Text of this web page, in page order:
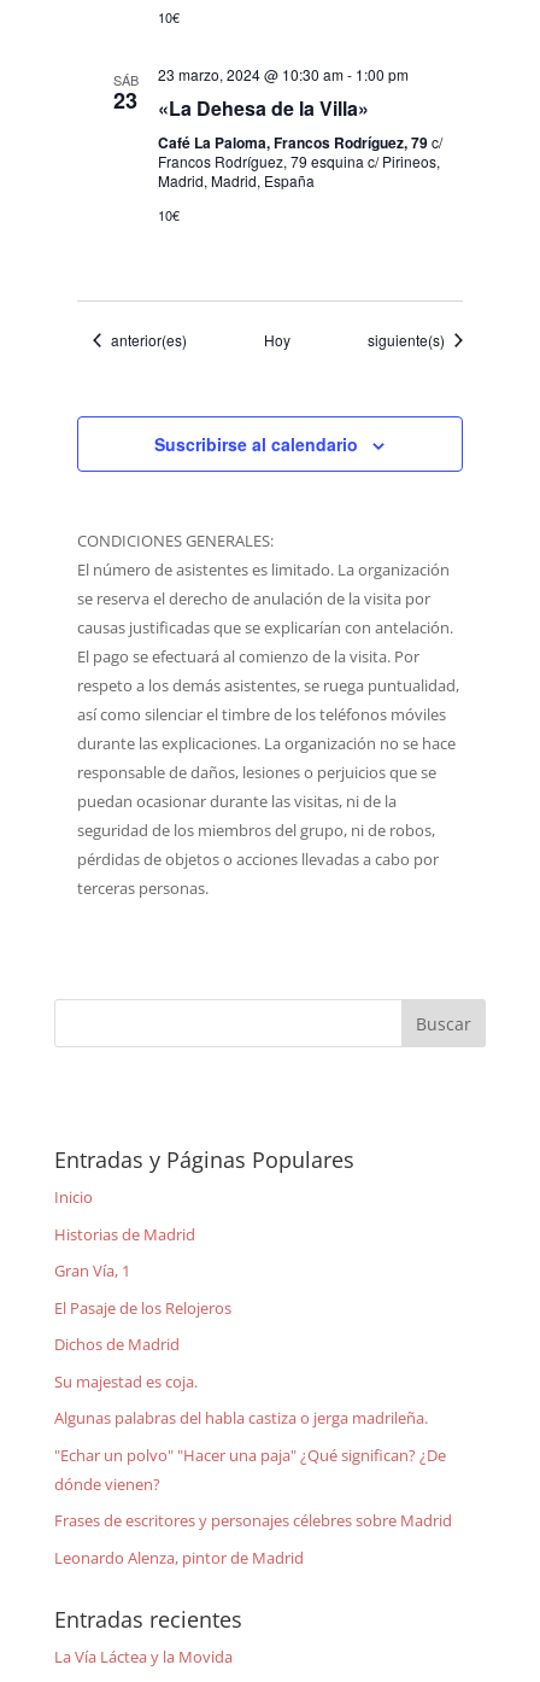
10€
SÁB
23
23 marzo, 2024 @ 10:30 am- 1:00 pm
«La Dehesa de la Villa»
Café La Paloma, Francos Rodríguez, 79c/
Francos Rodríguez, 79 esquina c/ Pirineos,
Madrid, Madrid, España
10€
Eventos
anterior(es) Hoy Eventos
siguiente(s)
Suscribirse al calendario
CONDICIONES GENERALES:
El número de asistentes es limitado. La organización
se reserva el derecho de anulación de la visita por
causas justificadas que se explicarían con antelación.
El pago se efectuará al comienzo de la visita. Por
respeto a los demás asistentes, se ruega puntualidad,
así como silenciar el timbre de los teléfonos móviles
durante las explicaciones. La organización no se hace
responsable de daños, lesiones o perjuicios que se
puedan ocasionar durante las visitas, ni de la
seguridad de los miembros del grupo, ni de robos,
pérdidas de objetos o acciones llevadas a cabo por
terceras personas.
Entradas y Páginas Populares
Inicio
Historias de Madrid
Gran Vía, 1
El Pasaje de los Relojeros
Dichos de Madrid
Su majestad es coja.
Algunas palabras del habla castiza o jerga madrileña.
"Echar un polvo" "Hacer una paja" ¿Qué significan? ¿De
dónde vienen?
Frases de escritores y personajes célebres sobre Madrid
Leonardo Alenza, pintor de Madrid
Entradas recientes
La Vía Láctea y la Movida